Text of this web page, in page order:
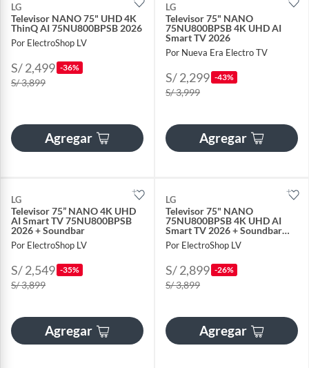
LG
Televisor NANO 75" UHD 4K
ThinQ AI 75NU800BPSB 2026
Por ElectroShop LV
S/ 2,499 -36%
S/ 3,899
Agregar
LG
Televisor 75" NANO
75NU800BPSB 4K UHD AI
Smart TV 2026
Por Nueva Era Electro TV
S/ 2,299 -43%
S/ 3,999
Agregar
LG
Televisor 75” NANO 4K UHD
AI Smart TV 75NU800BPSB
2026 + Soundbar
Por ElectroShop LV
S/ 2,549 -35%
S/ 3,899
Agregar
LG
Televisor 75" NANO
75NU800BPSB 4K UHD AI
Smart TV 2026 + Soundbar
B450
Por ElectroShop LV
S/ 2,899 -26%
S/ 3,899
Agregar